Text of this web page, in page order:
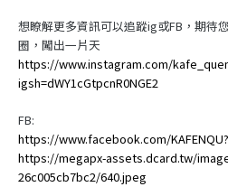
想瞭解更多資訊可以追蹤ig或FB，期待
圈，闖出一片天
https://www.instagram.com/
igsh=dWY1cGtpcnR0NGE2
FB:
https://www.facebook.com/
https://megapx-assets.dcard.tw/
26c005cb7bc2/640.jpeg